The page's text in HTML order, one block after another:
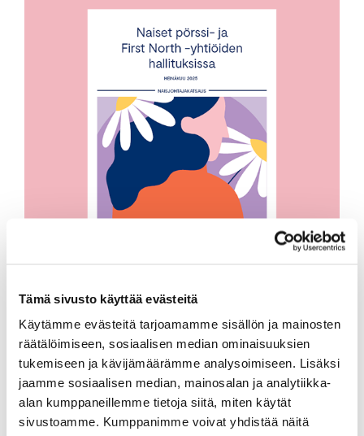
Tämä sivusto käyttää evästeitä
Käytämme evästeitä tarjoamamme sisällön ja mainosten
räätälöimiseen, sosiaalisen median ominaisuuksien
tukemiseen ja kävijämäärämme analysoimiseen. Lisäksi
jaamme sosiaalisen median, mainosalan ja analytiikka-
alan kumppaneillemme tietoja siitä, miten käytät
sivustoamme. Kumppanimme voivat yhdistää näitä